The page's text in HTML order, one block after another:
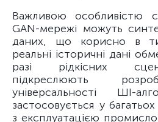
Важливою
GAN-мережі можуть
даних, що корисно в
реальні історичні дані
разі рідкісних
підкреслюють
універсальності ШІ-
застосовується у
з експлуатацією